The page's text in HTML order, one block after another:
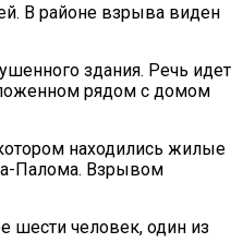
В районе взрыва виден
здания. Речь идет
рядом с домом
находились жилые
Палома. Взрывом
шести человек, один из